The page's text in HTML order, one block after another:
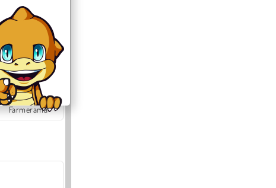
Zen Solitaire
Farmerama